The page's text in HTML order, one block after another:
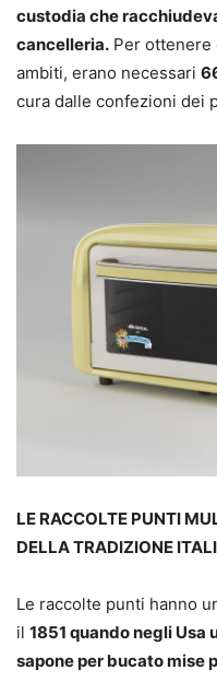
custodia che
cancelleria. Per ottenere
ambiti, erano necessari
cura dalle confezioni dei
LE RACCOLTE PUNTI
DELLA TRADIZIONE
Le raccolte punti hanno
il 1851 quando negli Usa
sapone per bucato mise